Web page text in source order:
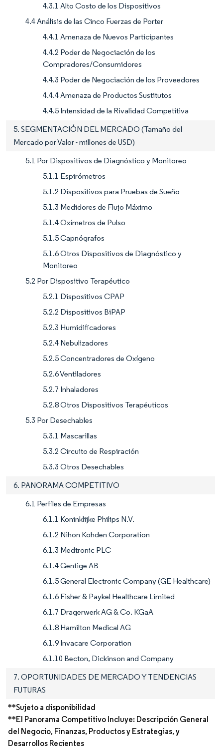
4.3.1 Alto Costo de los Dispositivos
4.4 Análisis de las Cinco Fuerzas de Porter
4.4.1 Amenaza de Nuevos Participantes
4.4.2 Poder de Negociación de los
Compradores/Consumidores
4.4.3 Poder de Negociación de los Proveedores
4.4.4 Amenaza de Productos Sustitutos
4.4.5 Intensidad de la Rivalidad Competitiva
5. SEGMENTACIÓN DEL MERCADO (Tamaño del
Mercado por Valor - millones de USD)
5.1 Por Dispositivos de Diagnóstico y Monitoreo
5.1.1 Espirómetros
5.1.2 Dispositivos para Pruebas de Sueño
5.1.3 Medidores de Flujo Máximo
5.1.4 Oxímetros de Pulso
5.1.5 Capnógrafos
5.1.6 Otros Dispositivos de Diagnóstico y
Monitoreo
5.2 Por Dispositivo Terapéutico
5.2.1 Dispositivos CPAP
5.2.2 Dispositivos BiPAP
5.2.3 Humidificadores
5.2.4 Nebulizadores
5.2.5 Concentradores de Oxígeno
5.2.6 Ventiladores
5.2.7 Inhaladores
5.2.8 Otros Dispositivos Terapéuticos
5.3 Por Desechables
5.3.1 Mascarillas
5.3.2 Circuito de Respiración
5.3.3 Otros Desechables
6. PANORAMA COMPETITIVO
6.1 Perfiles de Empresas
6.1.1 Koninklijke Philips N.V.
6.1.2 Nihon Kohden Corporation
6.1.3 Medtronic PLC
6.1.4 Gentige AB
6.1.5 General Electronic Company (GE Healthcare)
6.1.6 Fisher & Paykel Healthcare Limited
6.1.7 Dragerwerk AG & Co. KGaA
6.1.8 Hamilton Medical AG
6.1.9 Invacare Corporation
6.1.10 Becton, Dickinson and Company
7. OPORTUNIDADES DE MERCADO Y TENDENCIAS
FUTURAS
**Sujeto a disponibilidad
**El Panorama Competitivo Incluye: Descripción General
del Negocio, Finanzas, Productos y Estrategias, y
Desarrollos Recientes